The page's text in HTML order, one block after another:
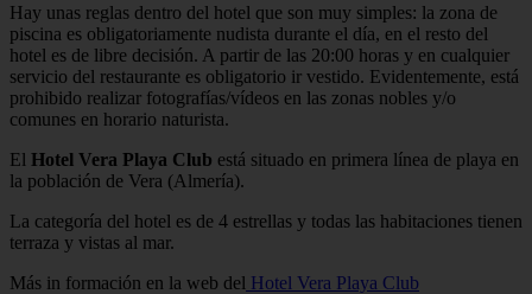
Hay unas reglas dentro del hotel que son muy simples: la zona de
piscina es obligatoriamente nudista durante el día, en el resto del
hotel es de libre decisión. A partir de las 20:00 horas y en cualquier
servicio del restaurante es obligatorio ir vestido. Evidentemente, está
prohibido realizar fotografías/vídeos en las zonas nobles y/o
comunes en horario naturista.
El Hotel Vera Playa Club está situado en primera línea de playa en
la población de Vera (Almería).
La categoría del hotel es de 4 estrellas y todas las habitaciones tienen
terraza y vistas al mar.
Más in formación en la web del Hotel Vera Playa Club